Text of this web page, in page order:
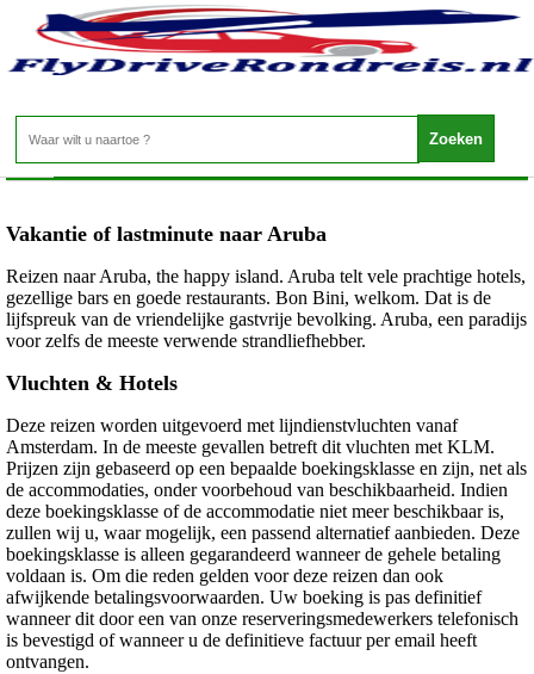
Aruba - Duikvakantie Aruba
Home>
Vakantie of lastminute naar Aruba
Reizen naar Aruba, the happy island. Aruba telt vele prachtige hotels,
gezellige bars en goede restaurants. Bon Bini, welkom. Dat is de
lijfspreuk van de vriendelijke gastvrije bevolking. Aruba, een paradijs
voor zelfs de meeste verwende strandliefhebber.
Vluchten & Hotels
Deze reizen worden uitgevoerd met lijndienstvluchten vanaf
Amsterdam. In de meeste gevallen betreft dit vluchten met KLM.
Prijzen zijn gebaseerd op een bepaalde boekingsklasse en zijn, net als
de accommodaties, onder voorbehoud van beschikbaarheid. Indien
deze boekingsklasse of de accommodatie niet meer beschikbaar is,
zullen wij u, waar mogelijk, een passend alternatief aanbieden. Deze
boekingsklasse is alleen gegarandeerd wanneer de gehele betaling
voldaan is. Om die reden gelden voor deze reizen dan ook
afwijkende betalingsvoorwaarden. Uw boeking is pas definitief
wanneer dit door een van onze reserveringsmedewerkers telefonisch
is bevestigd of wanneer u de definitieve factuur per email heeft
ontvangen.